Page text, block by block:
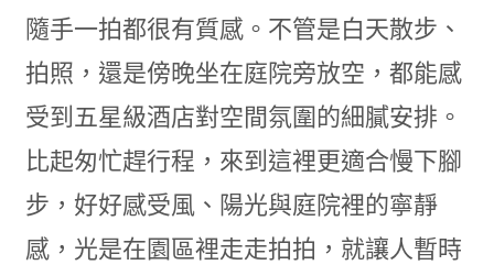
隨手一拍都很有質感。不管是白天散步、
拍照，還是傍晚坐在庭院旁放空，都能感
受到五星級酒店對空間氛圍的細膩安排。
比起匆忙趕行程，來到這裡更適合慢下腳
步，好好感受風、陽光與庭院裡的寧靜
感，光是在園區裡走走拍拍，就讓人暫時